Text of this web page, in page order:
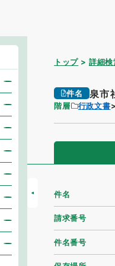
トップ 詳細
件名 泉市
階層 行政文書
件名
請求番号
件名番号